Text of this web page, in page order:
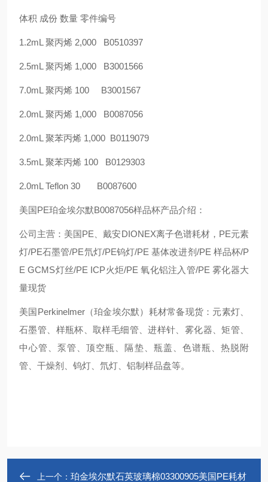
体积 成份 数量 零件编号
1.2mL 聚丙烯 2,000 B0510397
2.5mL 聚丙烯 1,000 B3001566
7.0mL 聚丙烯 100 B3001567
2.0mL 聚丙烯 1,000 B0087056
2.0mL 聚苯丙烯 1,000 B0119079
3.5mL 聚苯丙烯 100 B0129303
2.0mL Teflon 30 B0087600
美国PE珀金埃尔默B0087056样品杯产品介绍：
公司主营：美国PE、戴安DIONEX离子色谱耗材，PE元素
灯/PE石墨管/PE氘灯/PE钨灯/PE 基体改进剂/PE 样品杯/P
E GCMS灯丝/PE ICP火炬/PE 氧化铝注入管/PE 雾化器大
量现货
美国Perkinelmer（珀金埃尔默）耗材常备现货：元素灯、
石墨管、样瓶杯、取样毛细管、进样针、雾化器、矩管、
中心管、泵管、顶空瓶、隔垫、瓶盖、色谱瓶、热脱附
管、干燥剂、钨灯、氘灯、铝制样品盘等。
上一个： 珀金埃尔默石英玻璃棉03300905美国PE耗材